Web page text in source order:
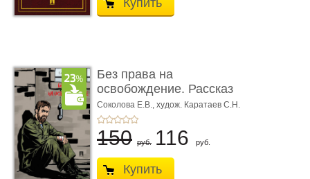
Купить
Без права на
освобождение. Рассказ
Соколова Е.В., худож. Каратаев С.Н.
150 руб. 116 руб.
Купить